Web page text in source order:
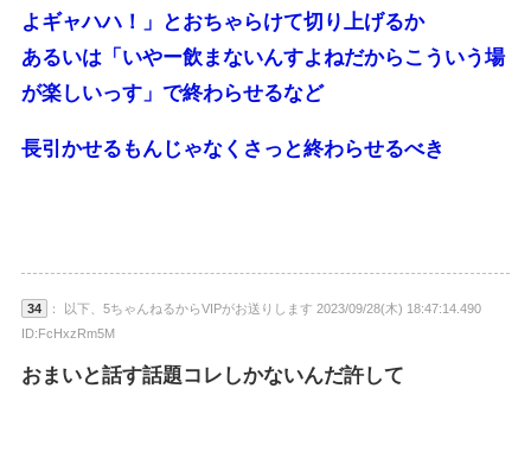
よギャハハ！」とおちゃらけて切り上げるか
あるいは「いやー飲まないんすよねだからこういう場
が楽しいっす」で終わらせるなど
長引かせるもんじゃなくさっと終わらせるべき
34
： 以下、5ちゃんねるからVIPがお送りします 2023/09/28(木) 18:47:14.490
ID:FcHxzRm5M
おまいと話す話題コレしかないんだ許して